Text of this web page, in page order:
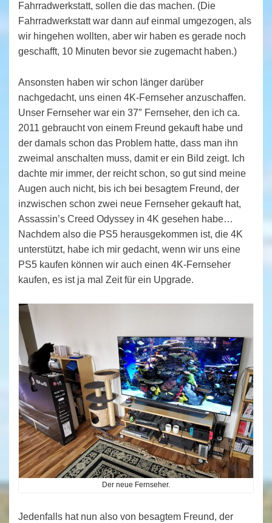
Fahrradwerkstatt, sollen die das machen. (Die
Fahrradwerkstatt war dann auf einmal umgezogen, als
wir hingehen wollten, aber wir haben es gerade noch
geschafft, 10 Minuten bevor sie zugemacht haben.)
Ansonsten haben wir schon länger darüber
nachgedacht, uns einen 4K-Fernseher anzuschaffen.
Unser Fernseher war ein 37″ Fernseher, den ich ca.
2011 gebraucht von einem Freund gekauft habe und
der damals schon das Problem hatte, dass man ihn
zweimal anschalten muss, damit er ein Bild zeigt. Ich
dachte mir immer, der reicht schon, so gut sind meine
Augen auch nicht, bis ich bei besagtem Freund, der
inzwischen schon zwei neue Fernseher gekauft hat,
Assassin’s Creed Odyssey in 4K gesehen habe…
Nachdem also die PS5 herausgekommen ist, die 4K
unterstützt, habe ich mir gedacht, wenn wir uns eine
PS5 kaufen können wir auch einen 4K-Fernseher
kaufen, es ist ja mal Zeit für ein Upgrade.
Der neue Fernseher.
Jedenfalls hat nun also von besagtem Freund, der